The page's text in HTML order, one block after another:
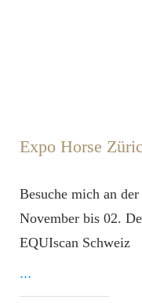
Expo Horse
Besuche mich an
November bis 02.
EQUIscan Schweiz ​
...